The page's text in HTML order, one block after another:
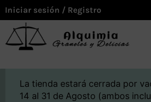
Iniciar sesión / Registro
La tienda estará cerrada por
14 al 31 de Agosto (ambos